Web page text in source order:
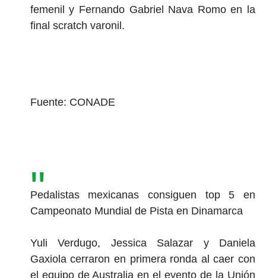
femenil y Fernando Gabriel Nava Romo en la
final scratch varonil.
Fuente: CONADE
Pedalistas mexicanas consiguen top 5 en
Campeonato Mundial de Pista en Dinamarca
Yuli Verdugo, Jessica Salazar y Daniela
Gaxiola cerraron en primera ronda al caer con
el equipo de Australia en el evento de la Unión